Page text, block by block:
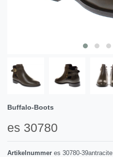
Buffalo-Boots
es 30780
Artikelnummer es 30780-39antracite